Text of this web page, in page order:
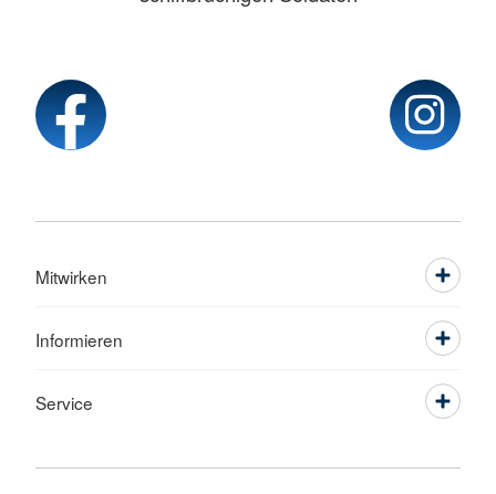
Mitwirken
Informieren
Service